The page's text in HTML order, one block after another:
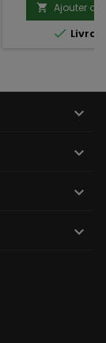
 Ajouter au




